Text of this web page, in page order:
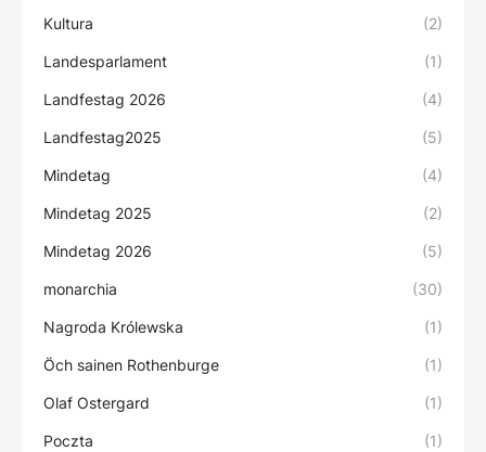
Kultura (2)
Landesparlament (1)
Landfestag 2026 (4)
Landfestag2025 (5)
Mindetag (4)
Mindetag 2025 (2)
Mindetag 2026 (5)
monarchia (30)
Nagroda Królewska (1)
Öch sainen Rothenburge (1)
Olaf Ostergard (1)
Poczta (1)